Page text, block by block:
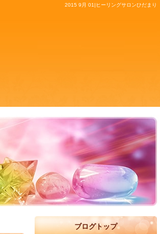
2015 9月 01|ヒーリングサロンひだまり
ブログトップ